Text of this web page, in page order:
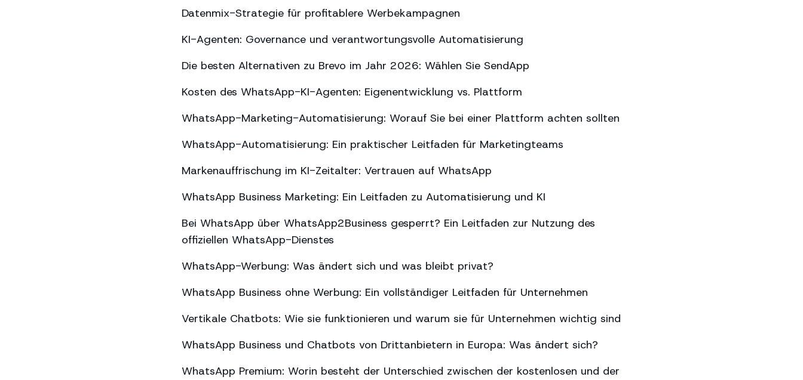
Datenmix-Strategie für profitablere Werbekampagnen
KI-Agenten: Governance und verantwortungsvolle Automatisierung
Die besten Alternativen zu Brevo im Jahr 2026: Wählen Sie SendApp
Kosten des WhatsApp-KI-Agenten: Eigenentwicklung vs. Plattform
WhatsApp-Marketing-Automatisierung: Worauf Sie bei einer Plattform achten sollten
WhatsApp-Automatisierung: Ein praktischer Leitfaden für Marketingteams
Markenauffrischung im KI-Zeitalter: Vertrauen auf WhatsApp
WhatsApp Business Marketing: Ein Leitfaden zu Automatisierung und KI
Bei WhatsApp über WhatsApp2Business gesperrt? Ein Leitfaden zur Nutzung des
offiziellen WhatsApp-Dienstes
WhatsApp-Werbung: Was ändert sich und was bleibt privat?
WhatsApp Business ohne Werbung: Ein vollständiger Leitfaden für Unternehmen
Vertikale Chatbots: Wie sie funktionieren und warum sie für Unternehmen wichtig sind
WhatsApp Business und Chatbots von Drittanbietern in Europa: Was ändert sich?
WhatsApp Premium: Worin besteht der Unterschied zwischen der kostenlosen und der